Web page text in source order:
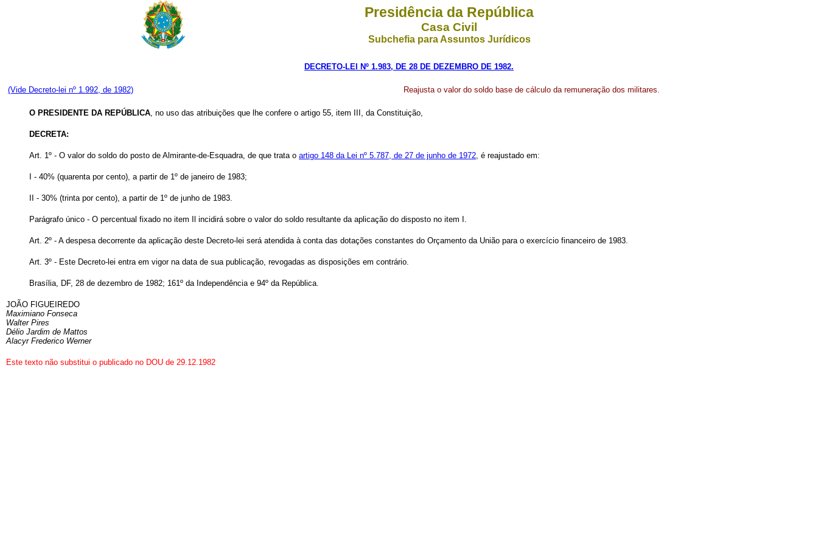
Presidência da República
Casa Civil
Subchefia para Assuntos Jurídicos
DECRETO-LEI Nº 1.983, DE 28 DE DEZEMBRO DE 1982.
(Vide Decreto-lei nº 1.992, de 1982) Reajusta o valor do soldo base de cálculo da remuneração dos militares.
O PRESIDENTE DA REPÚBLICA, no uso das atribuições que lhe confere o artigo 55, item III, da Constituição,
DECRETA:
Art. 1º - O valor do soldo do posto de Almirante-de-Esquadra, de que trata o artigo 148 da Lei nº 5.787, de 27 de junho de 1972, é reajustado em:
I - 40% (quarenta por cento), a partir de 1º de janeiro de 1983;
II - 30% (trinta por cento), a partir de 1º de junho de 1983.
Parágrafo único - O percentual fixado no item Il incidirá sobre o valor do soldo resultante da aplicação do disposto no item I.
Art. 2º - A despesa decorrente da aplicação deste Decreto-lei será atendida à conta das dotações constantes do Orçamento da União para o exercício financeiro de 1983.
Art. 3º - Este Decreto-lei entra em vigor na data de sua publicação, revogadas as disposições em contrário.
Brasília, DF, 28 de dezembro de 1982; 161º da Independência e 94º da República.
JOÃO FIGUEIREDO
Maximiano Fonseca
Walter Pires
Délio Jardim de Mattos
Alacyr Frederico Werner
Este texto não substitui o publicado no DOU de 29.12.1982